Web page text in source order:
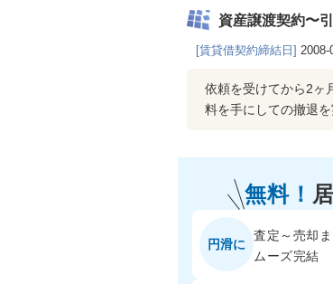
資産譲渡契約〜
[賃貸借契約締結日] 2008-
依頼を受けてから2ヶ
料を手にしての撤退を
無料！
円滑に
査定～売却
ムーズ完結